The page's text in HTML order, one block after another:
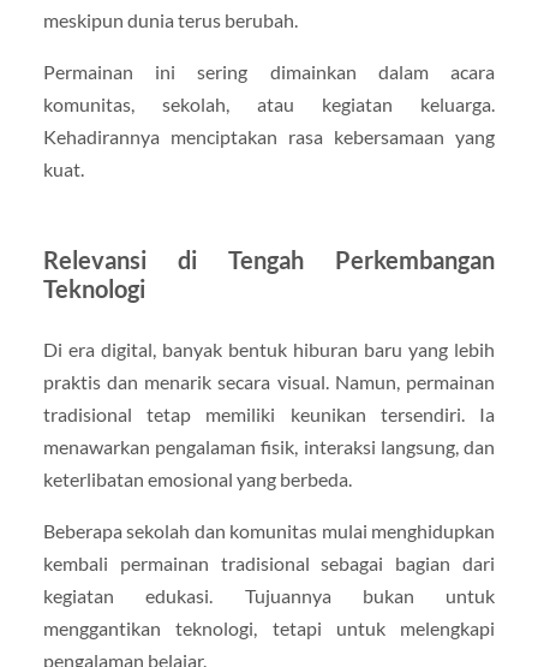
meskipun dunia terus berubah.
Permainan ini sering dimainkan dalam acara
komunitas, sekolah, atau kegiatan keluarga.
Kehadirannya menciptakan rasa kebersamaan yang
kuat.
Relevansi di Tengah Perkembangan
Teknologi
Di era digital, banyak bentuk hiburan baru yang lebih
praktis dan menarik secara visual. Namun, permainan
tradisional tetap memiliki keunikan tersendiri. Ia
menawarkan pengalaman fisik, interaksi langsung, dan
keterlibatan emosional yang berbeda.
Beberapa sekolah dan komunitas mulai menghidupkan
kembali permainan tradisional sebagai bagian dari
kegiatan edukasi. Tujuannya bukan untuk
menggantikan teknologi, tetapi untuk melengkapi
pengalaman belajar.